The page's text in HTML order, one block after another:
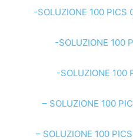
-SOLUZIONE 100 PICS
-SOLUZIONE 100
-SOLUZIONE 100
– SOLUZIONE 100
– SOLUZIONE 100